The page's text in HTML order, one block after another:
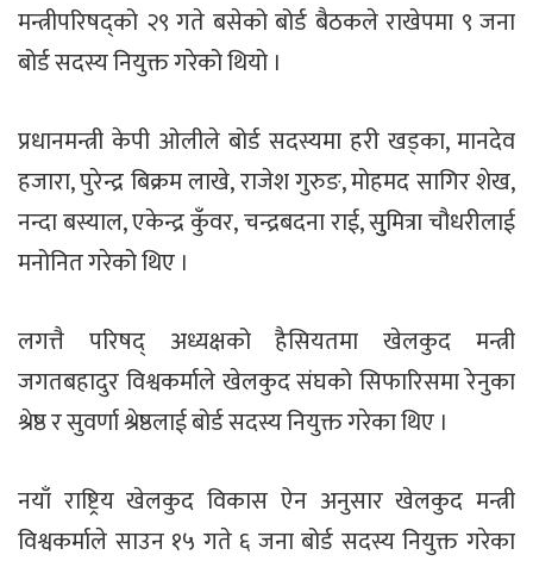
मन्त्रीपरिषद्को २९ गते बसेको बोर्ड बैठकले राखेपमा ९ जना
बोर्ड सदस्य नियुक्त गरेको थियो ।
प्रधानमन्त्री केपी ओलीले बोर्ड सदस्यमा हरी खड्का, मानदेव
हजारा, पुरेन्द्र बिक्रम लाखे, राजेश गुरुङ, मोहमद सागिर शेख,
नन्दा बस्याल, एकेन्द्र कुँवर, चन्द्रबदना राई, सुुमित्रा चौधरीलाई
मनोनित गरेको थिए ।
लगत्तै परिषद् अध्यक्षको हैसियतमा खेलकुद मन्त्री
जगतबहादुर विश्वकर्माले खेलकुद संघको सिफारिसमा रेनुका
श्रेष्ठ र सुवर्णा श्रेष्ठलाई बोर्ड सदस्य नियुक्त गरेका थिए ।
नयाँ राष्ट्रिय खेलकुद विकास ऐन अनुसार खेलकुद मन्त्री
विश्वकर्माले साउन १५ गते ६ जना बोर्ड सदस्य नियुक्त गरेका